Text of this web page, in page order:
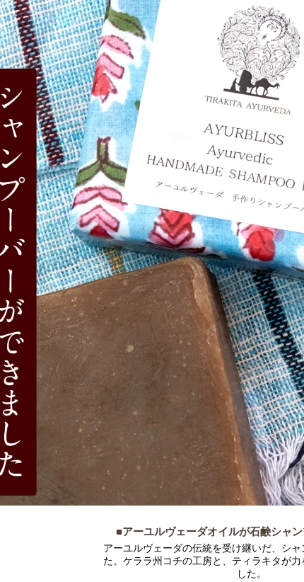
■アーユルヴェーダオイルが石鹸シャ
アーユルヴェーダの伝統を受け継いだ、シ
た。ケララ州コチの工房と、ティラキタが力
した。